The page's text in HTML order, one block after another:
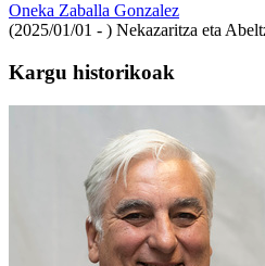
Oneka Zaballa Gonzalez
(2025/01/01 - ) Nekazaritza eta
Kargu historikoak